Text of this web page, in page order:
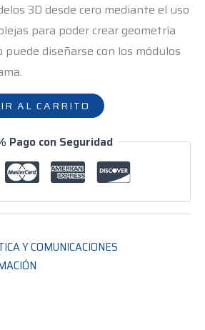
3D desde cero mediante el uso
para poder crear geometría
puede diseñarse con los módulos
AL CARRITO
Pago con Seguridad
Y COMUNICACIONES